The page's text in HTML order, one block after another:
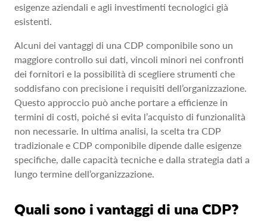
esigenze aziendali e agli investimenti tecnologici già
esistenti.
Alcuni dei vantaggi di una CDP componibile sono un
maggiore controllo sui dati, vincoli minori nei confronti
dei fornitori e la possibilità di scegliere strumenti che
soddisfano con precisione i requisiti dell’organizzazione.
Questo approccio può anche portare a efficienze in
termini di costi, poiché si evita l’acquisto di funzionalità
non necessarie. In ultima analisi, la scelta tra CDP
tradizionale e CDP componibile dipende dalle esigenze
specifiche, dalle capacità tecniche e dalla strategia dati a
lungo termine dell’organizzazione.
Quali sono i vantaggi di una CDP?